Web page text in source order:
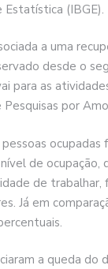
(IBGE).
a uma
desde o
para as
por
ocupadas
de
de
Já em
a queda do